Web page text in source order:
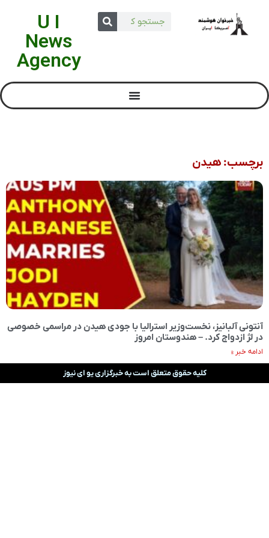
U I
News
Agency
برچسب: هیدن
آنتونی آلبانیز، نخست‌وزیر استرالیا با جودی هیدن در مراسمی خصوصی
در لژ ازدواج کرد. – هندوستان امروز
ادامه خبر »
کلیه حقوق متعلق است به خبرگزاری یو ای نیوز